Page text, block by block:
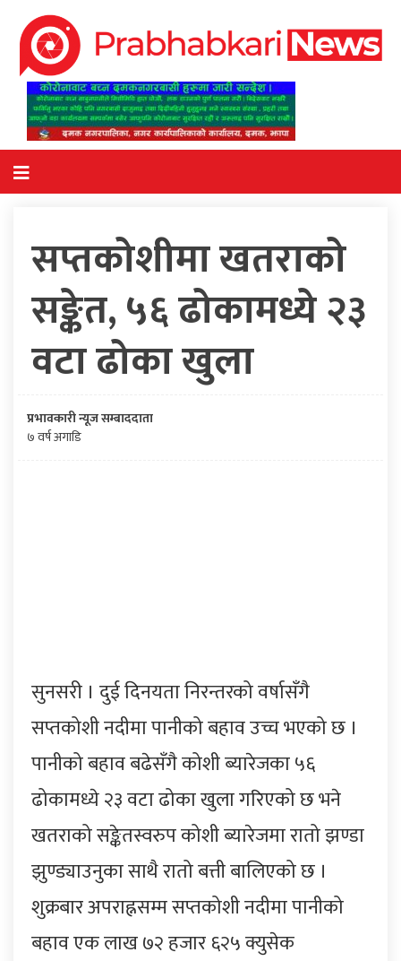
सप्तकोशीमा खतराको
सङ्केत, ५६ ढोकामध्ये २३
वटा ढोका खुला
प्रभावकारी न्यूज सम्बाददाता
७ वर्ष अगाडि
सुनसरी । दुई दिनयता निरन्तरको वर्षासँगै
सप्तकोशी नदीमा पानीको बहाव उच्च भएको छ ।
पानीको बहाव बढेसँगै कोशी ब्यारेजका ५६
ढोकामध्ये २३ वटा ढोका खुला गरिएको छ भने
खतराको सङ्केतस्वरुप कोशी ब्यारेजमा रातो झण्डा
झुण्ड्याउनुका साथै रातो बत्ती बालिएको छ ।
शुक्रबार अपराह्नसम्म सप्तकोशी नदीमा पानीको
बहाव एक लाख ७२ हजार ६२५ क्युसेक